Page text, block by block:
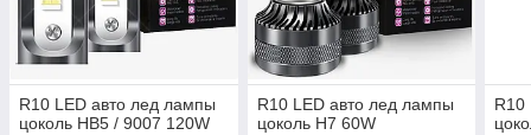
R10 LED авто лед лампы
цоколь HB5 / 9007 120W
R10 LED авто лед лампы
цоколь H7 60W
R10